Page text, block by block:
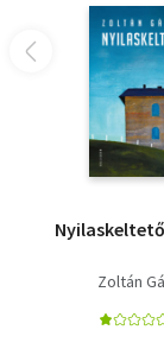
Zoltán